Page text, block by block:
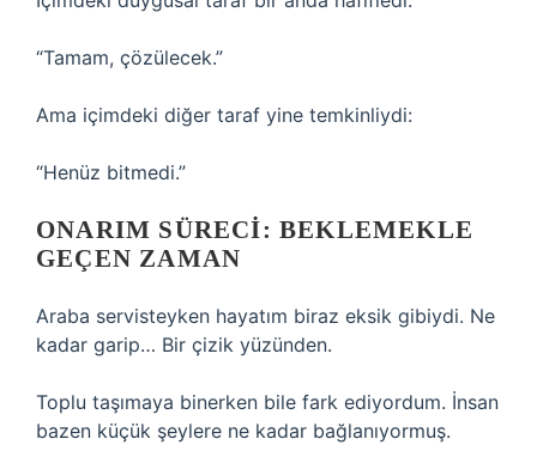
“Tamam, çözülecek.”
Ama içimdeki diğer taraf yine temkinliydi:
“Henüz bitmedi.”
ONARIM SÜRECI: BEKLEMEKLE
GEÇEN ZAMAN
Araba servisteyken hayatım biraz eksik gibiydi. Ne
kadar garip… Bir çizik yüzünden.
Toplu taşımaya binerken bile fark ediyordum. İnsan
bazen küçük şeylere ne kadar bağlanıyormuş.